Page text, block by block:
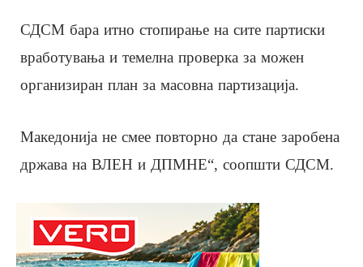
СДСМ бара итно стопирање на сите партиски
вработувања и темелна проверка за можен
организиран план за масовна партизација.
Македонија не смее повторно да стане заробена
држава на ВЛЕН и ДПМНЕ“, соопшти СДСМ.